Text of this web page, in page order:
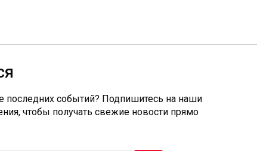
последних событий? Подпишитесь на наши
чтобы получать свежие новости прямо